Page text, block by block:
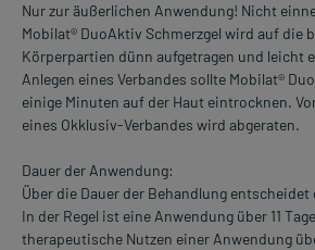
Nur zur äußerlichen Anwendung! Nicht
Mobilat® DuoAktiv Schmerzgel wird auf die
Körperpartien dünn aufgetragen und leicht
Anlegen eines Verbandes sollte Mobilat®
einige Minuten auf der Haut eintrocknen.
eines Okklusiv-Verbandes wird abgeraten.
Dauer der Anwendung:
Über die Dauer der Behandlung
In der Regel ist eine Anwendung über 11
therapeutische Nutzen einer Anwendung